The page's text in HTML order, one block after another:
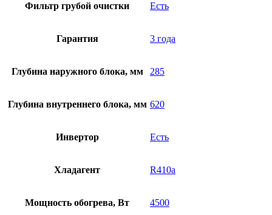
Фильтр грубой очистки Есть
Гарантия 3 года
Глубина наружного блока, мм 285
Глубина внутреннего блока, мм 620
Инвертор Есть
Хладагент R410a
Мощность обогрева, Вт 4500